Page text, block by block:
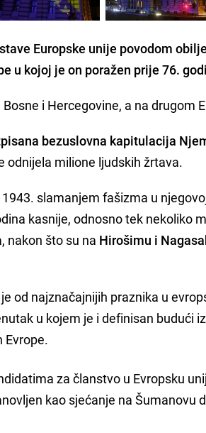
Europske unije povodom
u kojoj je on poražen prije 76.
i Hercegovine, a na drugom
bezuslovna kapitulacija
odnijela milione ljudskih žrtava.
slamanjem fašizma u
kasnije, odnosno tek nekoliko
nakon što su na Hirošimu i
od najznačajnijih praznika u
u kojem je i definisan budući
Evrope.
za članstvo u Evropsku
kao sjećanje na Šumanovu